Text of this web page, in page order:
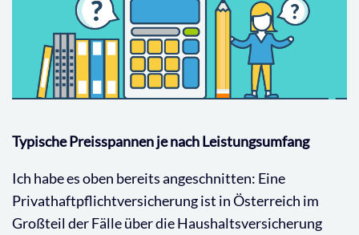
Typische Preisspannen je nach Leistungsumfang
Ich habe es oben bereits angeschnitten: Eine
Privathaftpflichtversicherung ist in Österreich im
Großteil der Fälle über die Haushaltsversicherung